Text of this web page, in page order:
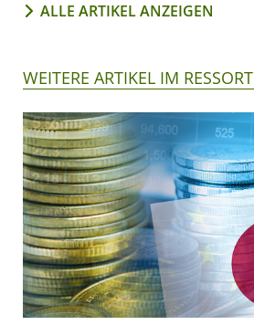
ALLE ARTIKEL ANZEIGEN
WEITERE ARTIKEL IM